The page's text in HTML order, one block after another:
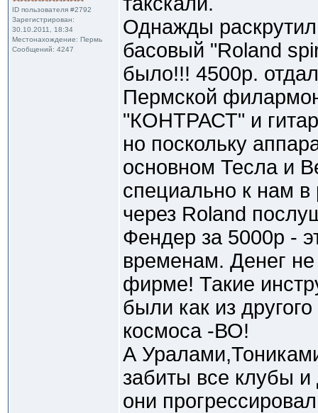
ID пользователя #2792
Зарегистрирован:
30.10.2011, 18:34
Местонахождение: Пермь
Сообщений: 4247
Однажды
басовый "Roland
было!!! 4500р.
Пермской
"КОНТРАСТ" и
но поскольку
основном Тесла и
специально к нам в
через Roland
Фендер за 5000р -
временам. Денег
фирме! Такие
были как из
космоса -ВО!
А
забиты все клубы
они